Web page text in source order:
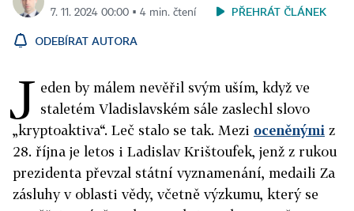
7. 11. 2024 00:00 ▪ 4 min. čtení
PŘEHRÁT ČLÁNEK
ODEBÍRAT AUTORA
J eden by málem nevěřil svým uším, když ve
staletém Vladislavském sále zaslechl slovo
„kryptoaktiva“. Leč stalo se tak. Mezi oceněnými z
28. října je letos i Ladislav Krištoufek, jenž z rukou
prezidenta převzal státní vyznamenání, medaili Za
zásluhy v oblasti vědy, včetně výzkumu, který se